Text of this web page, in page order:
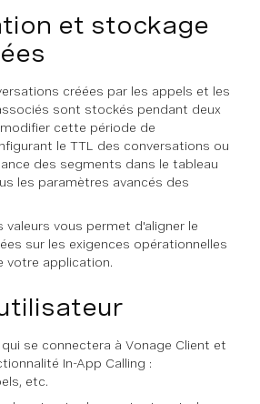
et stockage
créées par les appels et les
sont stockés pendant deux
cette période de
le TTL des conversations ou
des segments dans le tableau
les paramètres avancés des
valeurs vous permet d'aligner le
sur les exigences opérationnelles
votre application.
se connectera à Vonage Client et
In-App Calling :
etc.